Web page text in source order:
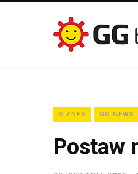
BIZNES GG NEWS
Postaw